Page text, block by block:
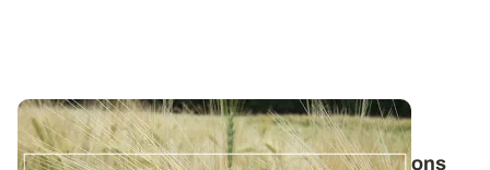
NORMANDIE
Orge d'hiver : téléchargez nos préconisations